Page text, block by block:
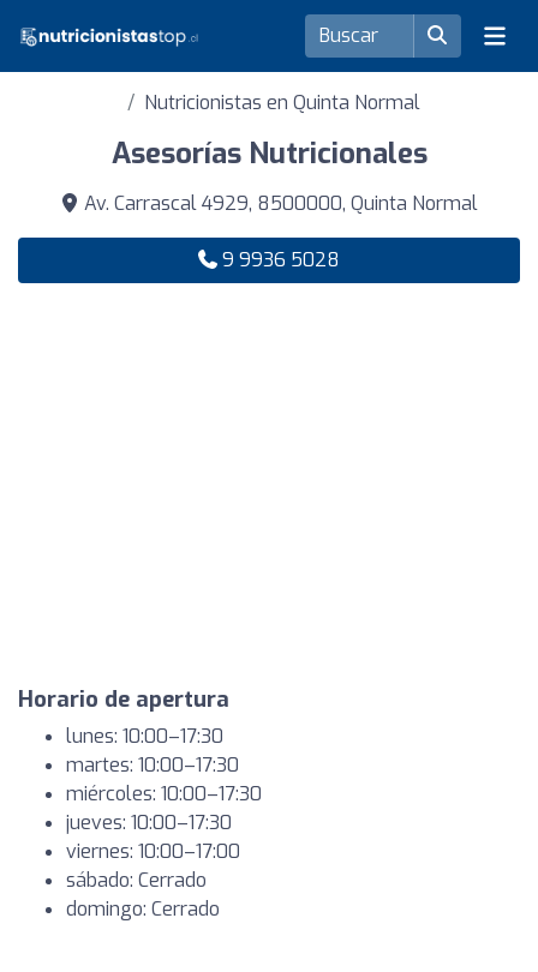
Nutricionistas en Quinta Normal
Asesorías Nutricionales
Av. Carrascal 4929, 8500000, Quinta Normal
9 9936 5028
Horario de apertura
lunes: 10:00–17:30
martes: 10:00–17:30
miércoles: 10:00–17:30
jueves: 10:00–17:30
viernes: 10:00–17:00
sábado: Cerrado
domingo: Cerrado